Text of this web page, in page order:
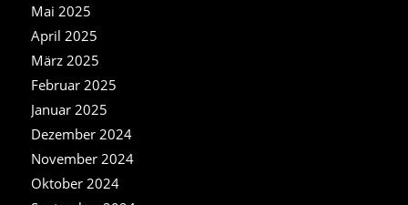
Mai 2025
April 2025
März 2025
Februar 2025
Januar 2025
Dezember 2024
November 2024
Oktober 2024